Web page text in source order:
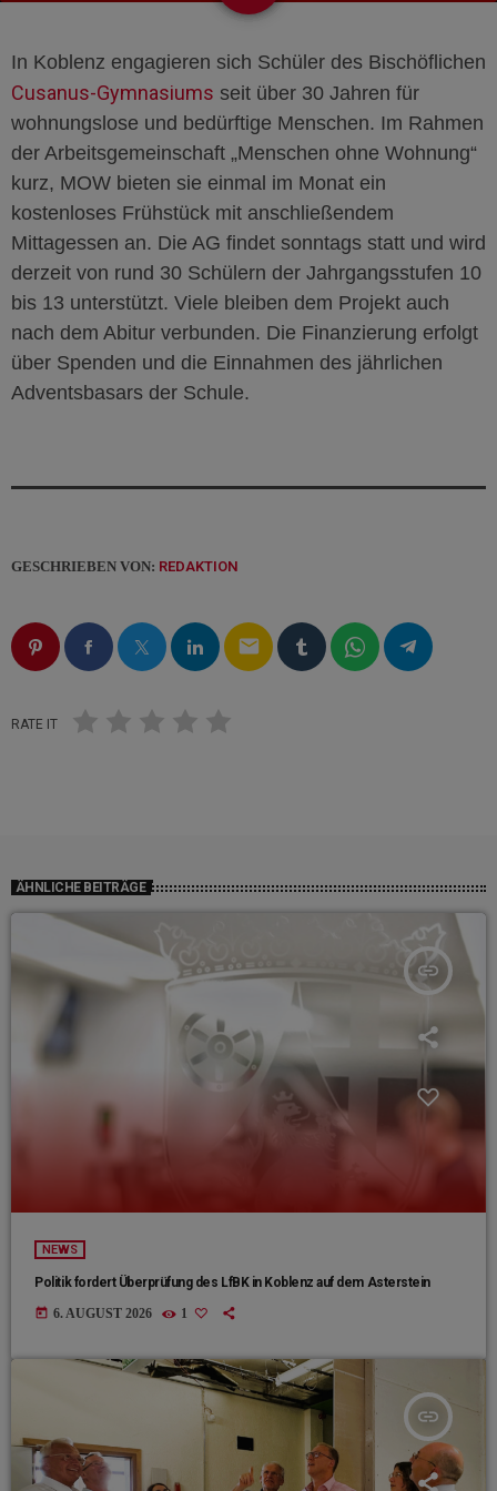
In Koblenz engagieren sich Schüler des Bischöflichen
Cusanus-Gymnasiums seit über 30 Jahren für
wohnungslose und bedürftige Menschen. Im Rahmen
der Arbeitsgemeinschaft „Menschen ohne Wohnung“
kurz, MOW bieten sie einmal im Monat ein
kostenloses Frühstück mit anschließendem
Mittagessen an. Die AG findet sonntags statt und wird
derzeit von rund 30 Schülern der Jahrgangsstufen 10
bis 13 unterstützt. Viele bleiben dem Projekt auch
nach dem Abitur verbunden. Die Finanzierung erfolgt
über Spenden und die Einnahmen des jährlichen
Adventsbasars der Schule.
GESCHRIEBEN VON: REDAKTION
email
RATE IT
ÄHNLICHE BEITRÄGE
insert_link
NEWS
Politik fordert Überprüfung des LfBK in Koblenz auf dem Asterstein
today 6. AUGUST 2026 1
insert_link